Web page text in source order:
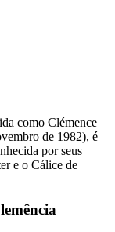
como Clémence
de 1982), é
por seus
e o Cálice de